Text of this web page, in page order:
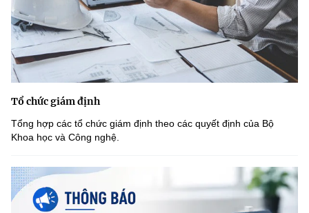
Tổ chức giám định
Tổng hợp các tổ chức giám định theo các quyết định của Bộ
Khoa học và Công nghệ.